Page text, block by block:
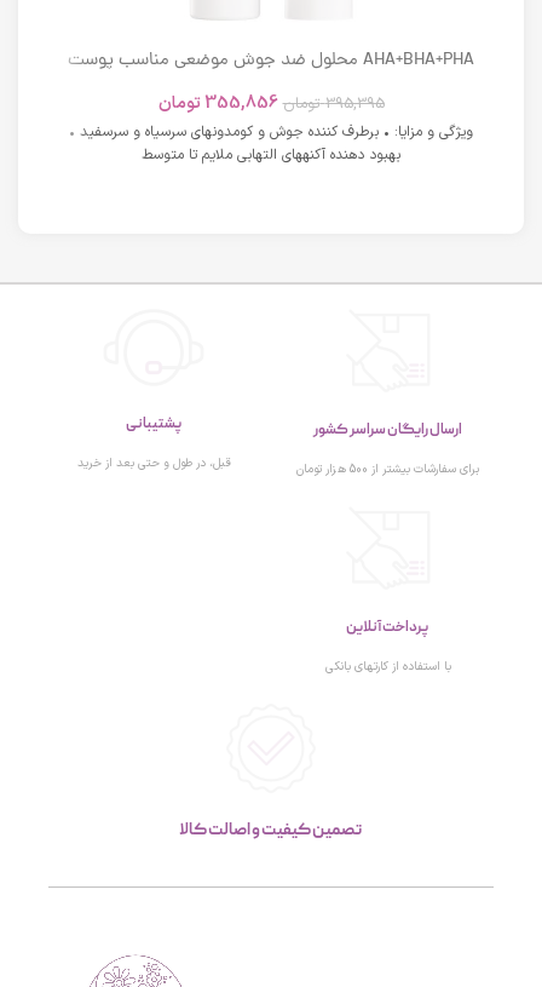
AHA+BHA+PHA محلول ضد جوش موضعی مناسب پوست
395,395 تومان 355,856 تومان
ویژگی و مزایا: • برطرف کننده جوش و کومدونهای سرسیاه و سرسفید •
بهبود دهنده آکنههای التهابی ملایم تا متوسط
ارسال رایگان سراسر کشور
برای سفارشات بیشتر از 500 هزار تومان
پشتیبانی
قبل، در طول و حتی بعد از خرید
پرداخت آنلاین
با استفاده از کارتهای بانکی
تصمین کیفیت و اصالت کالا